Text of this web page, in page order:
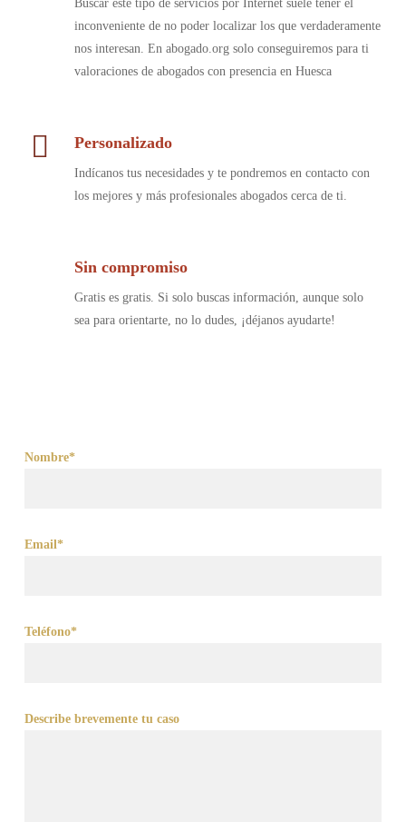
Buscar este tipo de servicios por Internet suele tener el
inconveniente de no poder localizar los que verdaderamente
nos interesan. En abogado.org solo conseguiremos para ti
valoraciones de abogados con presencia en Huesca
Personalizado
Indícanos tus necesidades y te pondremos en contacto con
los mejores y más profesionales abogados cerca de ti.
Sin compromiso
Gratis es gratis. Si solo buscas información, aunque solo
sea para orientarte, no lo dudes, ¡déjanos ayudarte!
Nombre*
Email*
Teléfono*
Describe brevemente tu caso